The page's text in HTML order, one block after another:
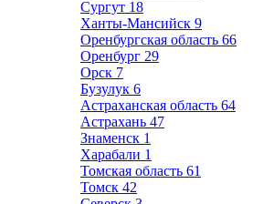
Сургут 18
Ханты-Мансийск 9
Оренбургская область 66
Оренбург 29
Орск 7
Бузулук 6
Астраханская область 64
Астрахань 47
Знаменск 1
Харабали 1
Томская область 61
Томск 42